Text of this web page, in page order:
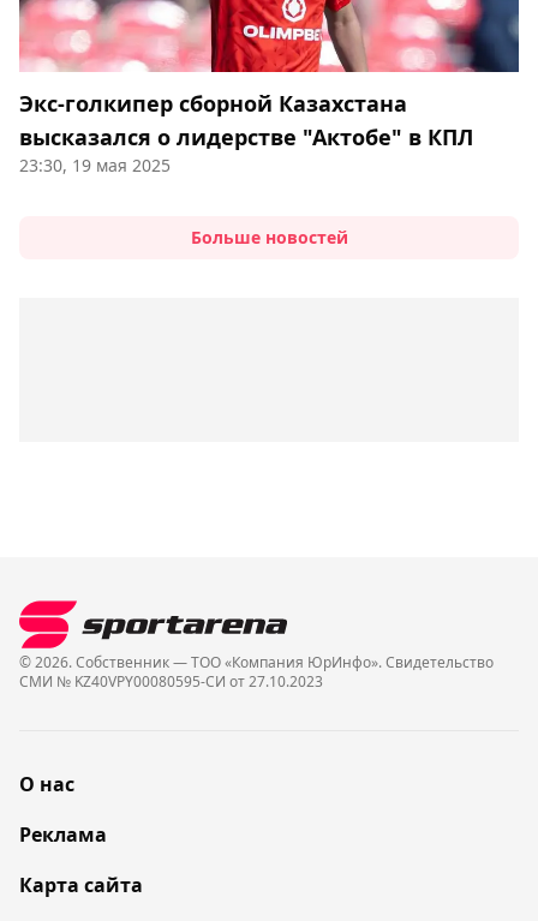
Экс-голкипер сборной Казахстана
высказался о лидерстве "Актобе" в КПЛ
23:30, 19 мая 2025
Больше новостей
© 2026. Собственник — ТОО «Компания ЮрИнфо». Cвидетельство
СМИ № KZ40VPY00080595-СИ от 27.10.2023
О нас
Реклама
Карта сайта